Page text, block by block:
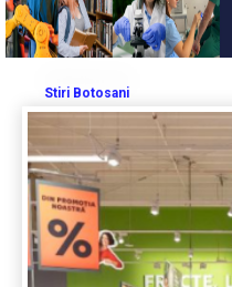
Stiri Botosani